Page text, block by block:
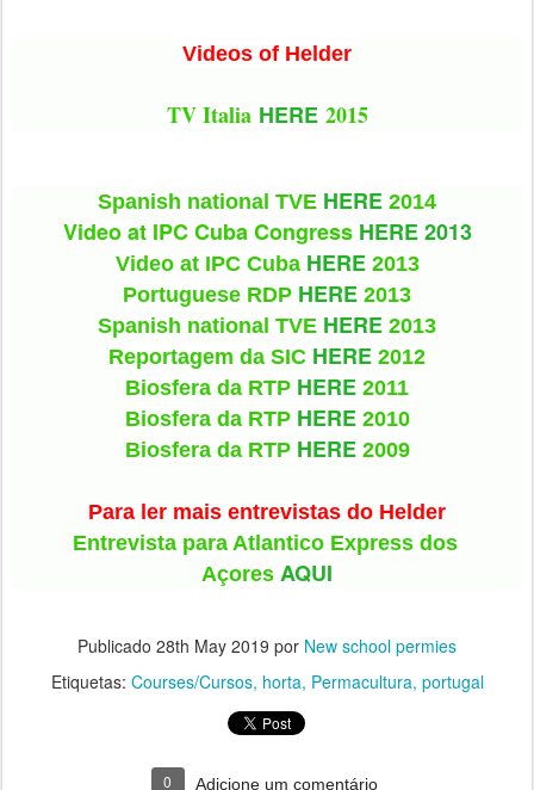
Videos of Helder
TV Italia HERE 2015
Spanish national TVE HERE 2014
Video at IPC Cuba Congress HERE 2013
Video at IPC Cuba HERE 2013
Portuguese RDP HERE 2013
Spanish national TVE HERE 2013
Reportagem da SIC HERE 2012
Biosfera da RTP HERE 2011
Biosfera da RTP HERE 2010
Biosfera da RTP HERE 2009
Para ler mais entrevistas do Helder
Entrevista para Atlantico Express dos
Açores AQUI
Publicado 28th May 2019 por New school permies
Etiquetas: Courses/Cursos horta Permacultura portugal
0 Adicione um comentário